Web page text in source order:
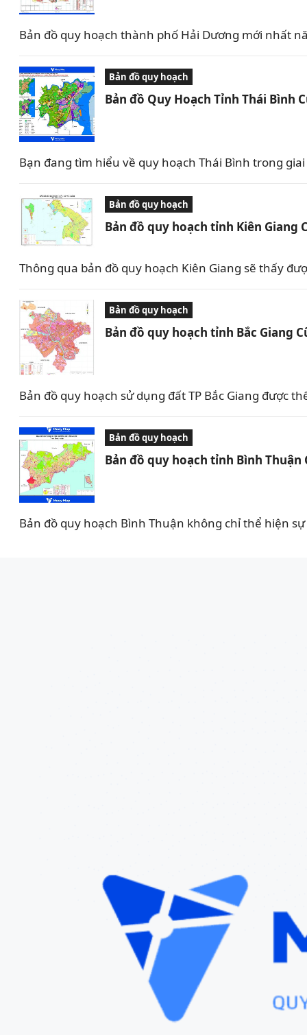
Bản đồ quy hoạch thành phố Hải Dương mới nhất
Bản đồ quy hoạch
Bản đồ Quy Hoạch Tỉnh Thái Bình
Bạn đang tìm hiểu về quy hoạch Thái Bình trong
Bản đồ quy hoạch
Bản đồ quy hoạch tỉnh Kiên Giang
Thông qua bản đồ quy hoạch Kiên Giang sẽ thấy
Bản đồ quy hoạch
Bản đồ quy hoạch tỉnh Bắc Giang
Bản đồ quy hoạch sử dụng đất TP Bắc Giang được
Bản đồ quy hoạch
Bản đồ quy hoạch tỉnh Bình Thuận
Bản đồ quy hoạch Bình Thuận không chỉ thể hiện